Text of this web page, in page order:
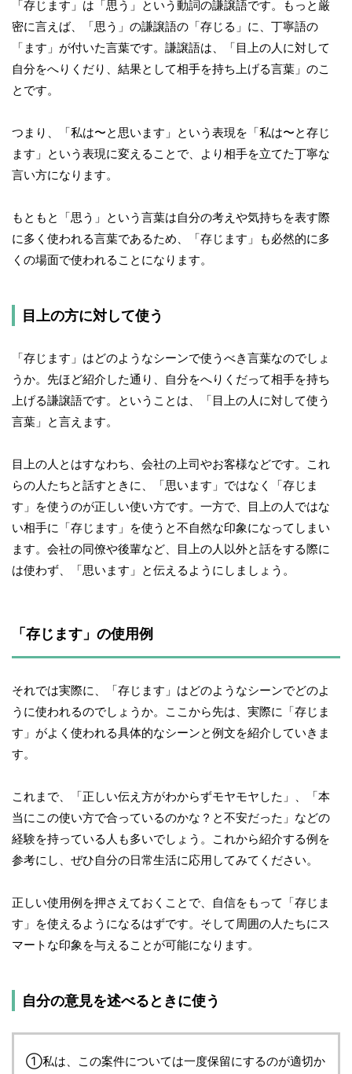
「存じます」は「思う」という動詞の謙譲語です。もっと厳
密に言えば、「思う」の謙譲語の「存じる」に、丁寧語の
「ます」が付いた言葉です。謙譲語は、「目上の人に対して
自分をへりくだり、結果として相手を持ち上げる言葉」のこ
とです。
つまり、「私は〜と思います」という表現を「私は〜と存じ
ます」という表現に変えることで、より相手を立てた丁寧な
言い方になります。
もともと「思う」という言葉は自分の考えや気持ちを表す際
に多く使われる言葉であるため、「存じます」も必然的に多
くの場面で使われることになります。
目上の方に対して使う
「存じます」はどのようなシーンで使うべき言葉なのでしょ
うか。先ほど紹介した通り、自分をへりくだって相手を持ち
上げる謙譲語です。ということは、「目上の人に対して使う
言葉」と言えます。
目上の人とはすなわち、会社の上司やお客様などです。これ
らの人たちと話すときに、「思います」ではなく「存じま
す」を使うのが正しい使い方です。一方で、目上の人ではな
い相手に「存じます」を使うと不自然な印象になってしまい
ます。会社の同僚や後輩など、目上の人以外と話をする際に
は使わず、「思います」と伝えるようにしましょう。
「存じます」の使用例
それでは実際に、「存じます」はどのようなシーンでどのよ
うに使われるのでしょうか。ここから先は、実際に「存じま
す」がよく使われる具体的なシーンと例文を紹介していきま
す。
これまで、「正しい伝え方がわからずモヤモヤした」、「本
当にこの使い方で合っているのかな？と不安だった」などの
経験を持っている人も多いでしょう。これから紹介する例を
参考にし、ぜひ自分の日常生活に応用してみてください。
正しい使用例を押さえておくことで、自信をもって「存じま
す」を使えるようになるはずです。そして周囲の人たちにス
マートな印象を与えることが可能になります。
自分の意見を述べるときに使う
①私は、この案件については一度保留にするのが適切か